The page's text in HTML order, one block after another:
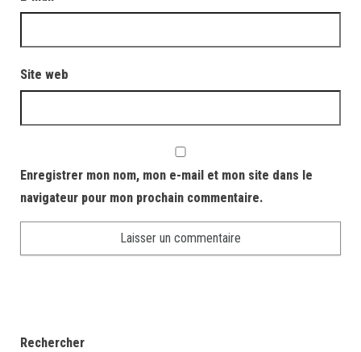
Site web
Enregistrer mon nom, mon e-mail et mon site dans le
navigateur pour mon prochain commentaire.
Rechercher